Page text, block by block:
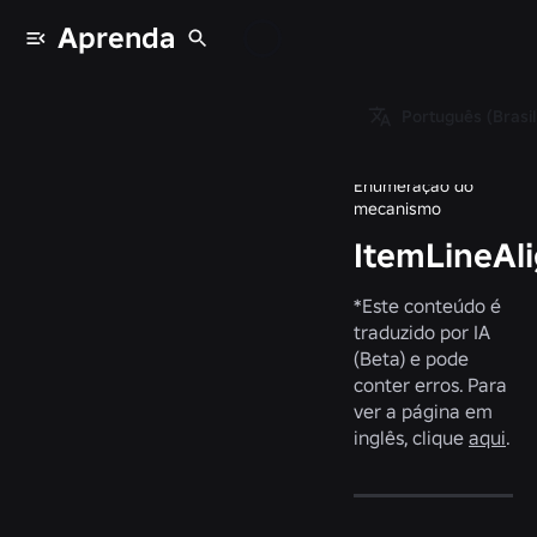
Aprenda
Enumeração do
mecanismo
*Este conteúdo é
traduzido por IA
(Beta) e pode
conter erros. Para
ver a página em
inglês, clique aqui.